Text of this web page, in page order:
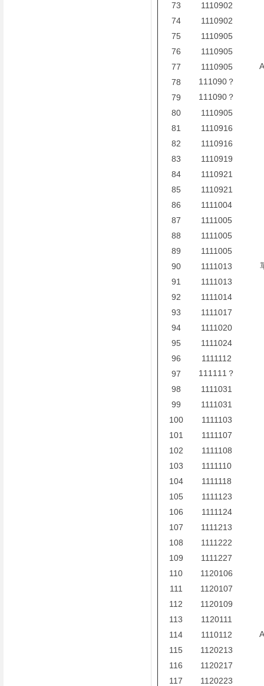
73
1110902
74
1110902
75
1110905
76
1110905
77
1110905
78
111090？
79
111090？
80
1110905
81
1110916
82
1110916
83
1110919
84
1110921
85
1110921
86
1111004
87
1111005
88
1111005
89
1111005
90
1111013
91
1111013
92
1111014
93
1111017
94
1111020
95
1111024
96
1111112
97
111111？
98
1111031
99
1111031
100
1111103
101
1111107
102
1111108
103
1111110
104
1111118
105
1111123
106
1111124
107
1111213
108
1111222
109
1111227
110
1120106
111
1120107
112
1120109
113
1120111
114
1110112
115
1120213
116
1120217
117
1120223